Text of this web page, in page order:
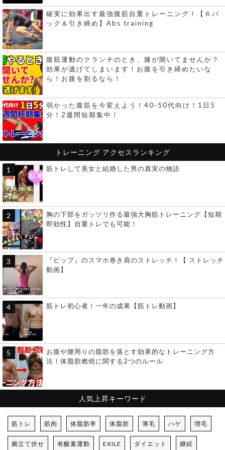
確実に効果出す最強腹筋自重トレーニング！【６パ
ック＆引き締め】Abs training
腹筋運動のクランチのとき、膝が開いてませんか？
効果が逃げてしまいます！お腹を引き締めたいな
ら！お腹を割るなら！
弱かった腹筋を今変えよう！40-50代向け！1日5
分！2週間短期集中！
トレーニング アクセスランキング
筋トレして美女と結婚した男の真実の物語
胸の下部をガッツリ作る最強大胸筋トレーニング【短期
即効性】自重トレでも可能！
『ピップ』のスマホ巻き肩のストレッチ！【 ストレッチ
動画】
筋トレ初心者！一年の成果【筋トレ動画】
お腹や腰周りの脂肪を落とす効果的なトレーニング方
法！体脂肪燃焼に関する2つのルール
人気上昇キーワード
筋トレ 筋肉 体脂肪率 体脂肪 薄毛 ハゲ 増毛
腕立て伏せ 有酸素運動 EXILE ダイエット 継続